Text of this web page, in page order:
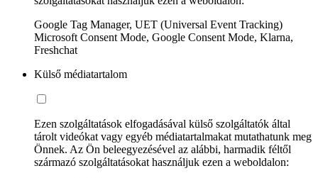
Google Tag Manager, UET (Universal Event Tracking)
Microsoft Consent Mode, Google Consent Mode, Klarna,
Freshchat
Külső médiatartalom
Ezen szolgáltatások elfogadásával külső szolgáltatók által
tárolt videókat vagy egyéb médiatartalmakat mutathatunk meg
Önnek. Az Ön beleegyezésével az alábbi, harmadik féltől
származó szolgáltatásokat használjuk ezen a weboldalon: